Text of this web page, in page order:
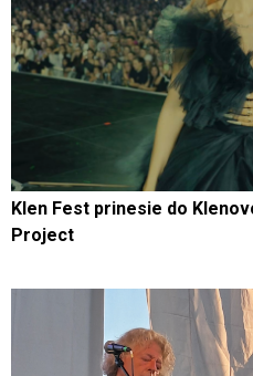
Klen Fest prinesie do
Project